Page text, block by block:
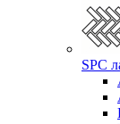
SPC